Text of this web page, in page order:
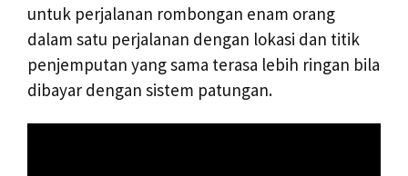
untuk perjalanan rombongan enam orang
dalam satu perjalanan dengan lokasi dan titik
penjemputan yang sama terasa lebih ringan bila
dibayar dengan sistem patungan.